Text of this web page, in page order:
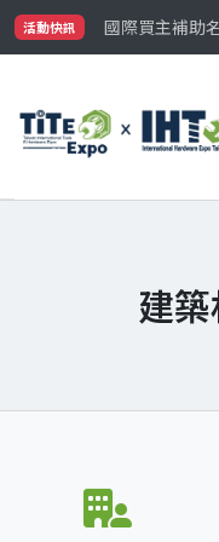
活動快訊
國際買主補助
參觀門票開放
建